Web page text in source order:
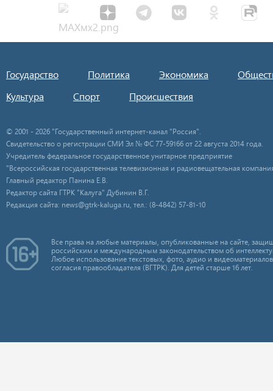
Государство Политика Экономика
Культура
Спорт Происшествия
© 2001 - 2026 "Государственный интернет-канал "Россия".
Свидетельство о регистрации СМИ Эл № ФС 77-59166 от 22 августа 2014 года.
Учредитель федеральное государственное унитарное предприятие
"Всероссийская государственная телевизионная и радиовещательная
Главный редактор Панина Е.В.
Редактор сайта ГТРК "Калуга" Дубинин В.Г.
Редакция сайта: news@gtrk-kaluga.ru, тел.: (8-4842) 57-81-10
Все права на любые материалы, опубликованные на сайте,
российским и международным законодательством об
Любое использование текстовых, фото, аудио и
согласия правообладателя (ВГТРК). Для детей старше 16 лет.